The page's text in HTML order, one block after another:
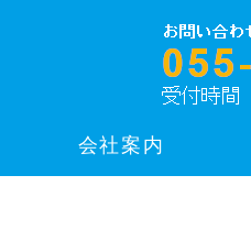
会社案内